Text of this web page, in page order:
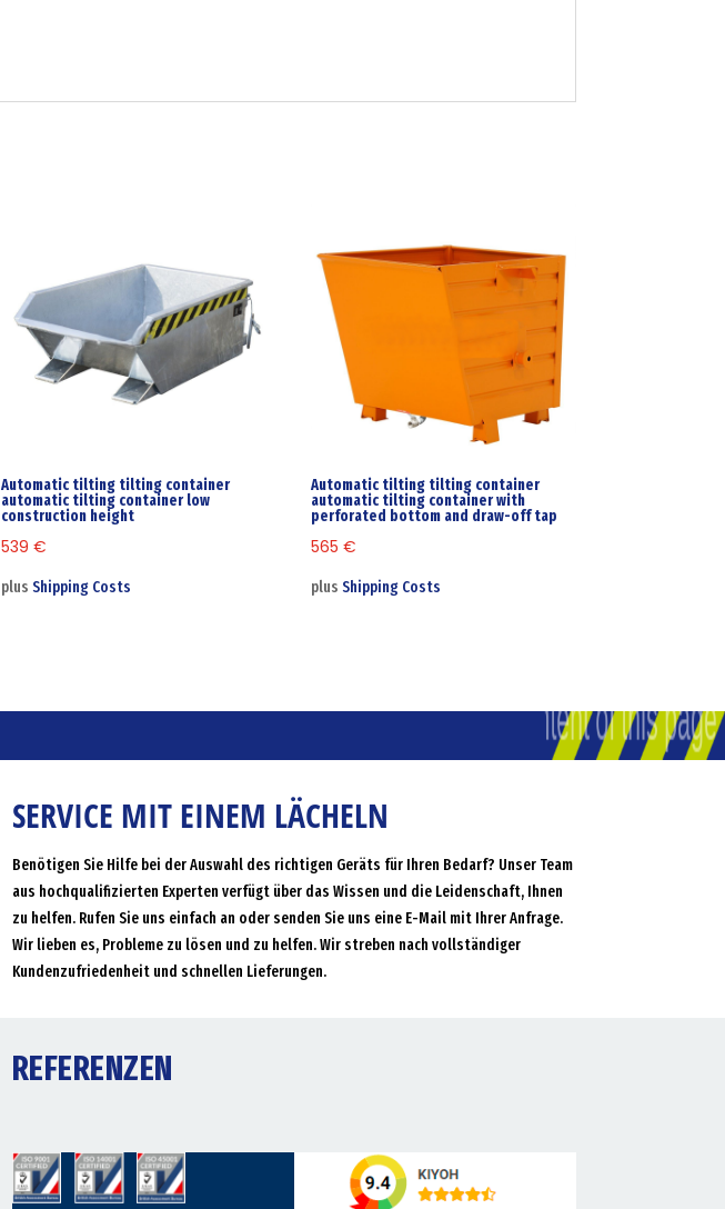
Automatic tilting tilting container
automatic tilting container low
construction height
539€
plusShipping Costs
Automatic tilting tilting container
automatic tilting container with
perforated bottom and draw-off tap
565€
plusShipping Costs
SERVICE MIT EINEM LÄCHELN
Benötigen Sie Hilfe bei der Auswahl des richtigen Geräts für Ihren Bedarf? Unser Team
aus hochqualifizierten Experten verfügt über das Wissen und die Leidenschaft, Ihnen
zu helfen. Rufen Sie uns einfach an oder senden Sie uns eine E-Mail mit Ihrer Anfrage.
Wir lieben es, Probleme zu lösen und zu helfen. Wir streben nach vollständiger
Kundenzufriedenheit und schnellen Lieferungen.
REFERENZEN